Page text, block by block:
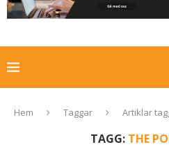
Hem Taggar Artiklar
TAGG: THE